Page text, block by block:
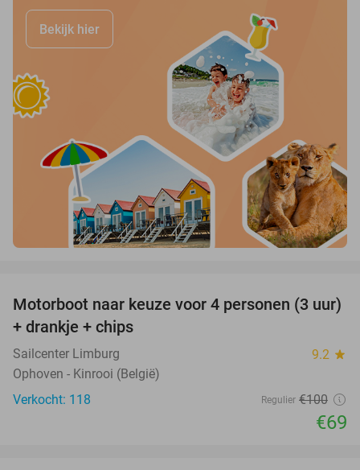
Bekijk hier
31%
Motorboot naar keuze voor 4 personen (3 uur)
+ drankje + chips
Sailcenter Limburg 9.2 star
Ophoven - Kinrooi (België)
Verkocht: 118
Regulier €100
€69